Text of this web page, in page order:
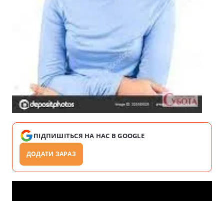
ПІДПИШІТЬСЯ НА НАС В GOOGLE
ДОДАТИ ЗАРАЗ